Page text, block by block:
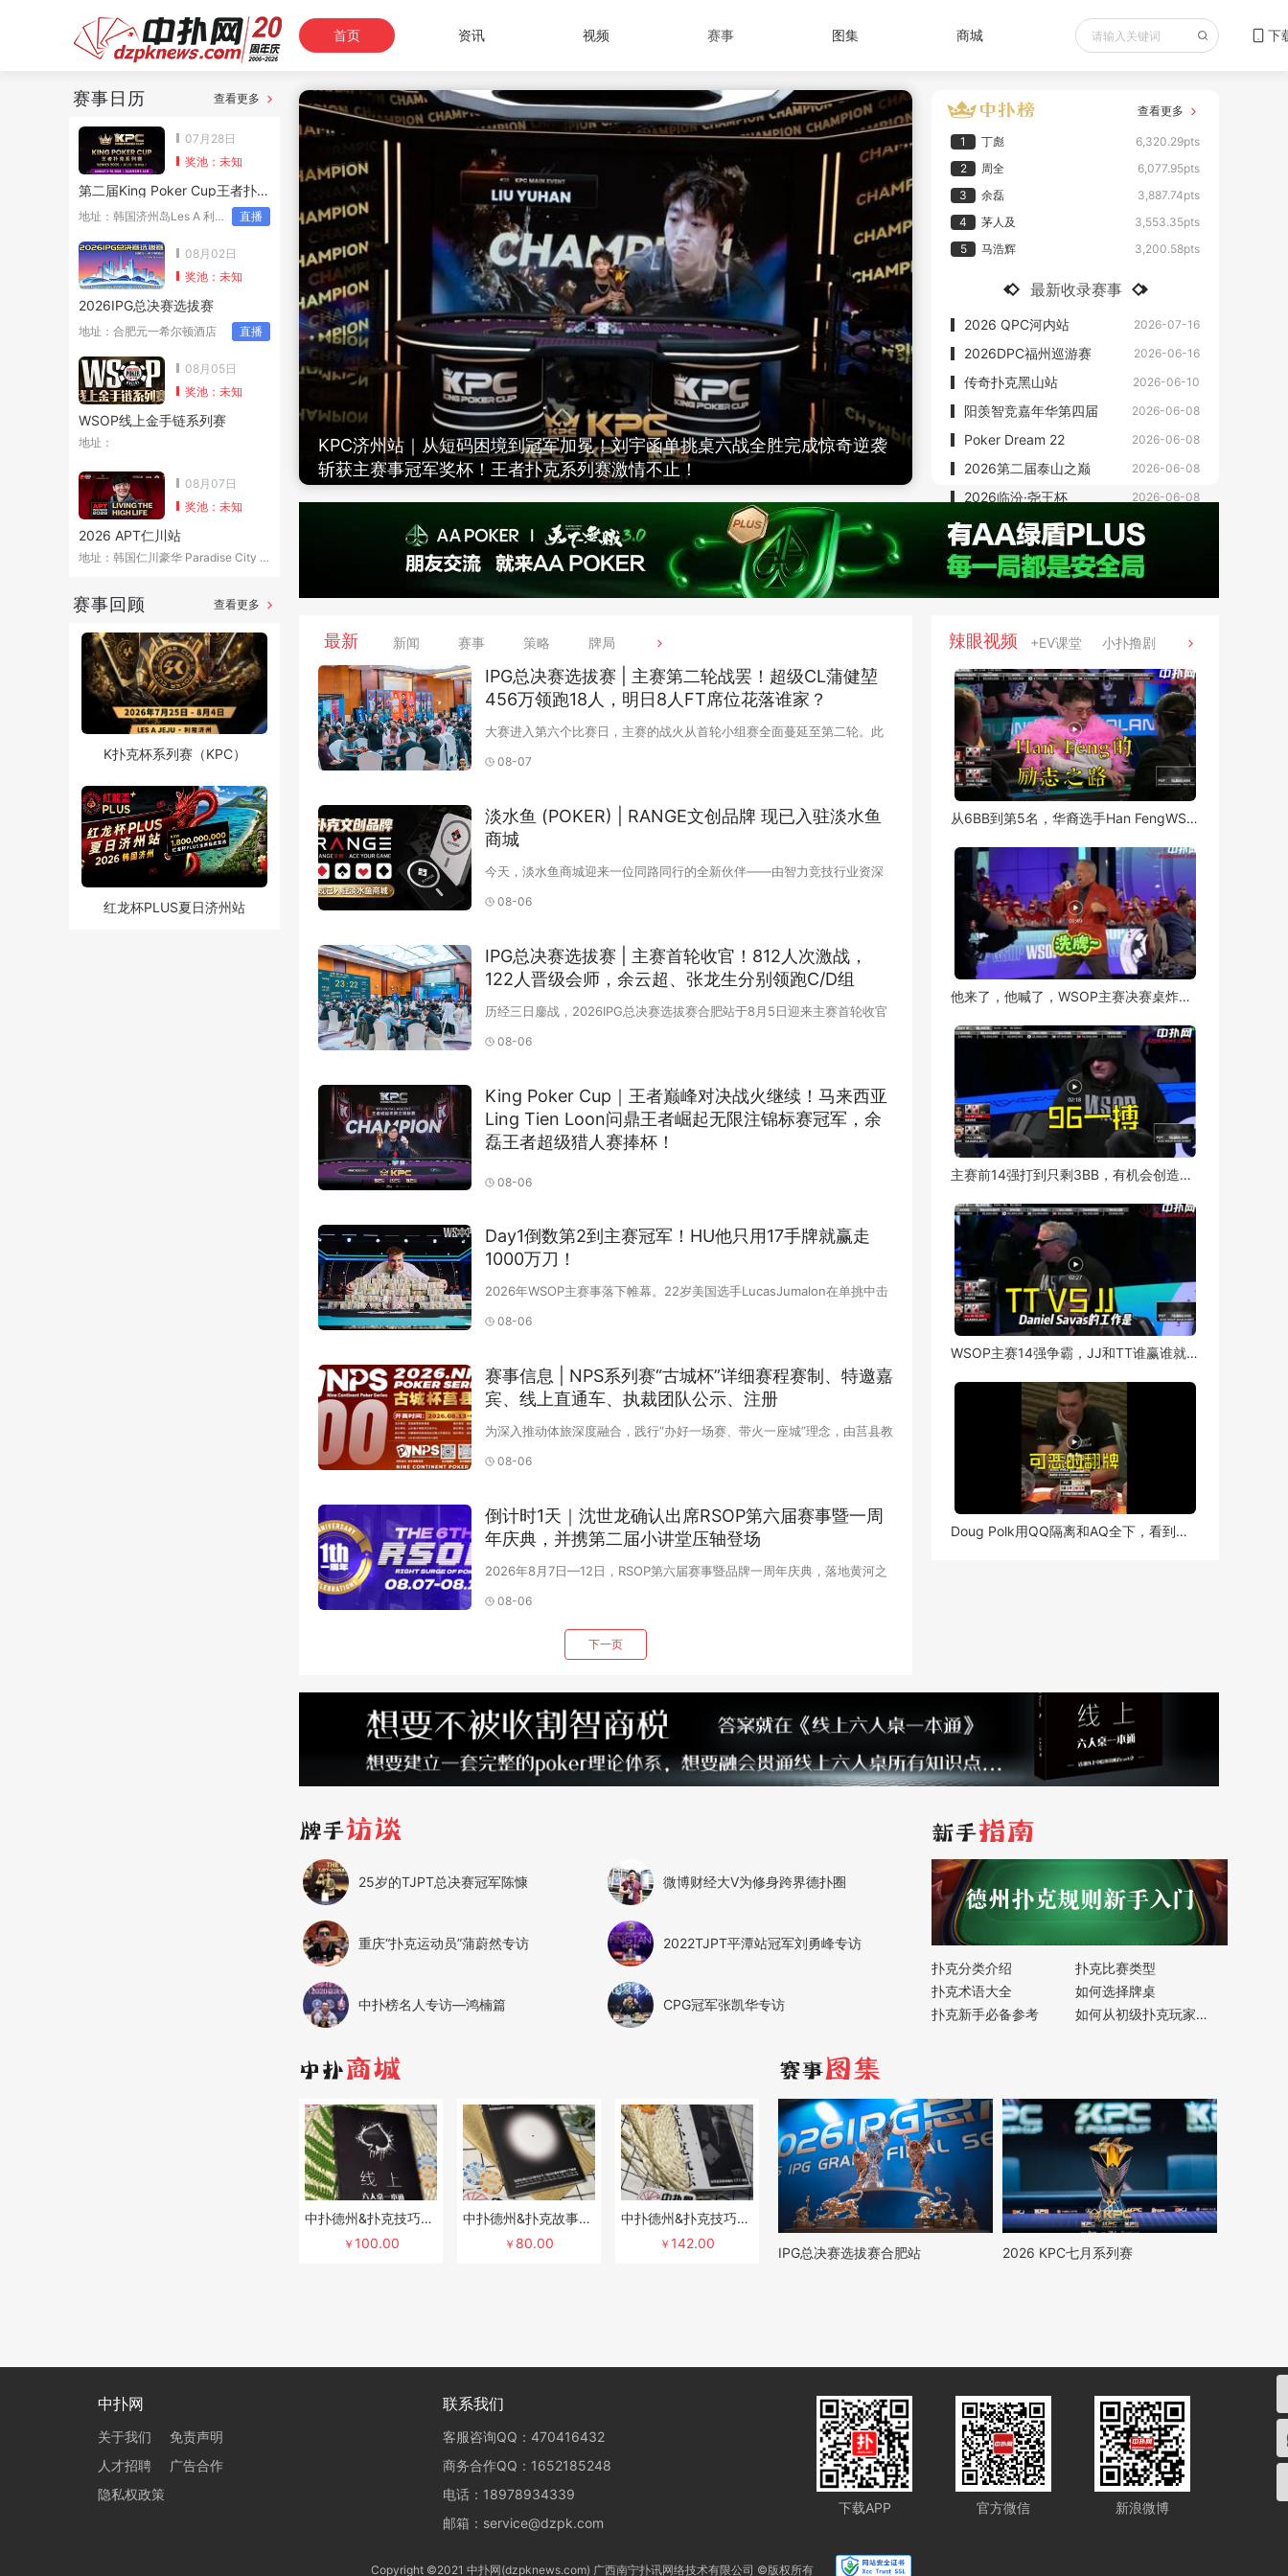
首页 资讯 视频 赛事 图集 商城 下
赛事日历 查看更多
07月28日
奖池：未知
第二届King Poker Cup王者扑克系列赛
地址：韩国济州岛Les A 利升济州 直播
08月02日
奖池：未知
2026IPG总决赛选拔赛
地址：合肥元一希尔顿酒店 直播
08月05日
奖池：未知
WSOP线上金手链系列赛
地址：
08月07日
奖池：未知
2026 APT仁川站
地址：韩国仁川豪华 Paradise City 娱乐度假
赛事回顾 查看更多
K扑克杯系列赛（KPC）
红龙杯PLUS夏日济州站
KPC济州站｜从短码困境到冠军加冕！刘宇函单挑桌六战全胜完成惊奇逆袭
斩获主赛事冠军奖杯！王者扑克系列赛激情不止！
从倒数第2到正数第2，华人选手Han Feng在
查看更多
1 丁彪
6,320.29pts
2
周全
6,077.95pts
3
余磊
3,887.74pts
4
茅人及
3,553.35pts
5
马浩辉 3,200.58pts
最新收录赛事
2026 QPC河内站 2026-07-16
2026DPC福州巡游赛 2026-06-16
传奇扑克黑山站 2026-06-10
阳羡智竞嘉年华第四届 2026-06-08
Poker Dream 22 2026-06-08
2026第二届泰山之巅 2026-06-08
2026临汾·尧王杯 2026-06-08
最新 新闻 赛事 策略 牌局
IPG总决赛选拔赛 | 主赛第二轮战罢！超级CL蒲健堃
456万领跑18人，明日8人FT席位花落谁家？
大赛进入第六个比赛日，主赛的战火从首轮小组赛全面蔓延至第二轮。此
胜利会师，重新集结于同一赛场。122人同场竞技，每一手牌都将直接决定
08-07
淡水鱼 (POKER) | RANGE文创品牌 现已入驻淡水鱼
商城
今天，淡水鱼商城迎来一位同路同行的全新伙伴——由智力竞技行业资深
文这个名字并不陌生。十余年间，他深耕智力竞技领域，横跨媒体、赛
08-06
IPG总决赛选拔赛 | 主赛首轮收官！812人次激战，
122人晋级会师，余云超、张龙生分别领跑C/D组
历经三日鏖战，2026IPG总决赛选拔赛合肥站于8月5日迎来主赛首轮收官
级名额展开最后争夺。与此同时，单日精英赛、高记分锦标赛、中型快速
08-06
King Poker Cup｜王者巅峰对决战火继续！马来西亚
Ling Tien Loon问鼎王者崛起无限注锦标赛冠军，余
磊王者超级猎人赛捧杯！
军：ZhaoXueying这一场赛事为KPokerCup系列赛收官之战。伴随本场赛
事落下帷
08-06
Day1倒数第2到主赛冠军！HU他只用17手牌就赢走
1000万刀！
2026年WSOP主赛事落下帷幕。22岁美国选手LucasJumalon在单挑中击
历史上第二年轻的WSOP主赛事冠军，仅次于2009年21岁夺冠的
奖金仅为180,888刀
08-06
赛事信息 | NPS系列赛“古城杯”详细赛程赛制、特邀嘉
宾、线上直通车、执裁团队公示、注册
为深入推动体旅深度融合，践行“办好一场赛、带火一座城”理念，由莒县教
重举办。本次赛事依托莒县三千年莒文化底蕴与优质文旅资源，以“体育
08-06
倒计时1天｜沈世龙确认出席RSOP第六届赛事暨一周
年庆典，并携第二届小讲堂压轴登场
2026年8月7日—12日，RSOP第六届赛事暨品牌一周年庆典，落地黄河之
来。主讲人介绍沈世龙，国际扑克职业选手，拥有6个CPG（含CCL）附赛
冠军，3个IPG（含黄山杯）附赛冠军。他对扑克游戏有着
08-06
下一页
辣眼视频 +EV课堂 小扑撸剧
从6BB到第5名，华裔选手Han FengWSOP主赛FT的逆袭之路（1）
他来了，他喊了，WSOP主赛决赛桌炸了，Bruce Buffer跨界开场，燃爆了~
主赛前14强打到只剩3BB，有机会创造奇迹吗？
WSOP主赛14强争霸，JJ和TT谁赢谁就领先了，这压力实在太大~
Doug Polk用QQ隔离和AQ全下，看到翻牌立马“翻脸”
25岁的TJPT总决赛冠军陈慷 微博财经大V为修身跨界德扑圈
重庆“扑克运动员”蒲蔚然专访 2022TJPT平潭站冠军刘勇峰专访
中扑榜名人专访—鸿楠篇 CPG冠军张凯华专访
扑克分类介绍
扑克比赛类型
扑克术语大全
如何选择牌桌
扑克新手必备参考
如何从初级扑克玩家到高级扑克牌手
中扑德州&扑克技巧-精装版《线上六人桌一本通》
￥ 100.00
中扑德州&扑克故事-精装版<揭秘全球最贵单挑内幕》 身家过亿的银行家向扑克圈最牛的牌手”联盟帮“下战书的传奇故事
￥ 80.00
中扑德州&扑克技巧-精装版（最优扑克玩法》
￥ 142.00
IPG总决赛选拔赛合肥站 2026 KPC七月系列赛
中扑网
关于我们
免责声明
人才招聘
广告合作
隐私权政策
联系我们
客服咨询QQ：470416432
商务合作QQ：1652185248
电话：18978934339
邮箱：service@dzpk.com
下载APP 官方微信 新浪微博
Copyright ©2021 中扑网(dzpknews.com) 广西南宁扑讯网络技术有限公司 ©版权所有